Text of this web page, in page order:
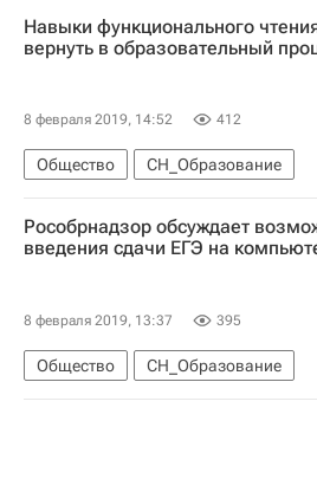
Навыки функционального
вернуть в образовательный
8 февраля 2019, 14:52 412
Общество
СН_Образование
Ольга Васильева
Социальный
Рособрнадзор обсуждает
введения сдачи ЕГЭ на
8 февраля 2019, 13:37 395
Общество
СН_Образование
Анзор Музаев